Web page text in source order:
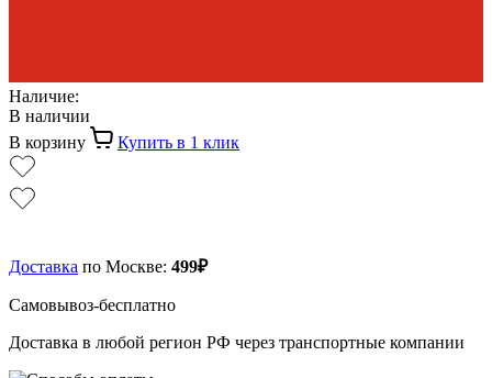
Наличие:
В наличии
В корзину
Купить в 1 клик
Доставка по Москве: 499₽
Самовывоз-бесплатно
Доставка в любой регион РФ через транспортные компании